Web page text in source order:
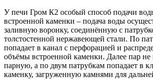
У печи Гром К2 особый способ подачи
встроенной каменки – подача воды
заливную воронку, соединённую с
толстостенной нержавеющей стали. По
попадает в канал с перфорацией и
объёмы встроенной каменки. Далее пар не
парную, а по двум патрубкам попадает в
каменку, загруженную камнями для